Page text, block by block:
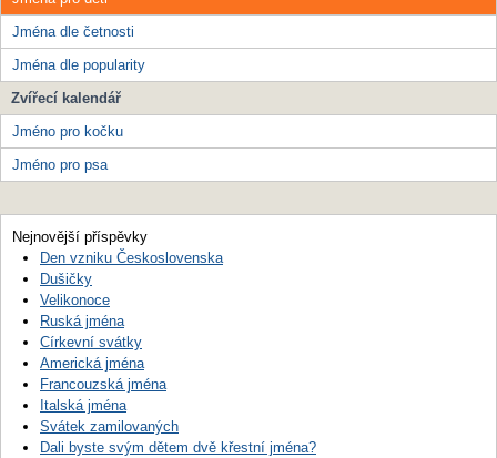
Jména dle četnosti
Jména dle popularity
Zvířecí kalendář
Jméno pro kočku
Jméno pro psa
Nejnovější příspěvky
Den vzniku Československa
Dušičky
Velikonoce
Ruská jména
Církevní svátky
Americká jména
Francouzská jména
Italská jména
Svátek zamilovaných
Dali byste svým dětem dvě křestní jména?